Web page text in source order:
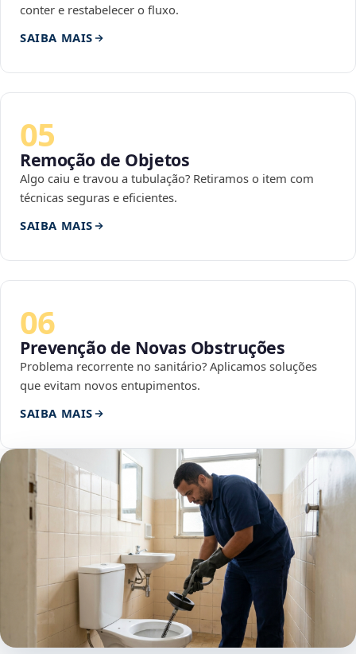
conter e restabelecer o fluxo.
SAIBA MAIS
05
Remoção de Objetos
Algo caiu e travou a tubulação? Retiramos o item com
técnicas seguras e eficientes.
SAIBA MAIS
06
Prevenção de Novas Obstruções
Problema recorrente no sanitário? Aplicamos soluções
que evitam novos entupimentos.
SAIBA MAIS